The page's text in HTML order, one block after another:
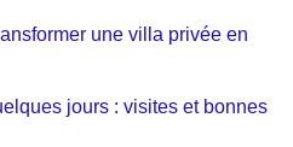
une villa privée en
jours : visites et bonnes